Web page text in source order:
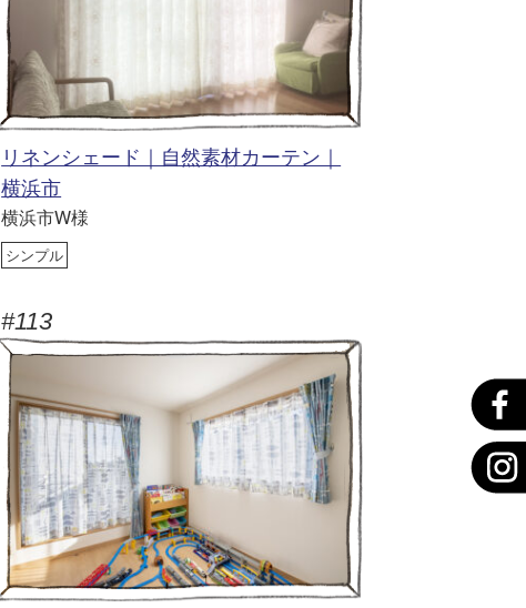
リネンシェード｜自然素材カーテン｜
横浜市
横浜市W様
シンプル
#113